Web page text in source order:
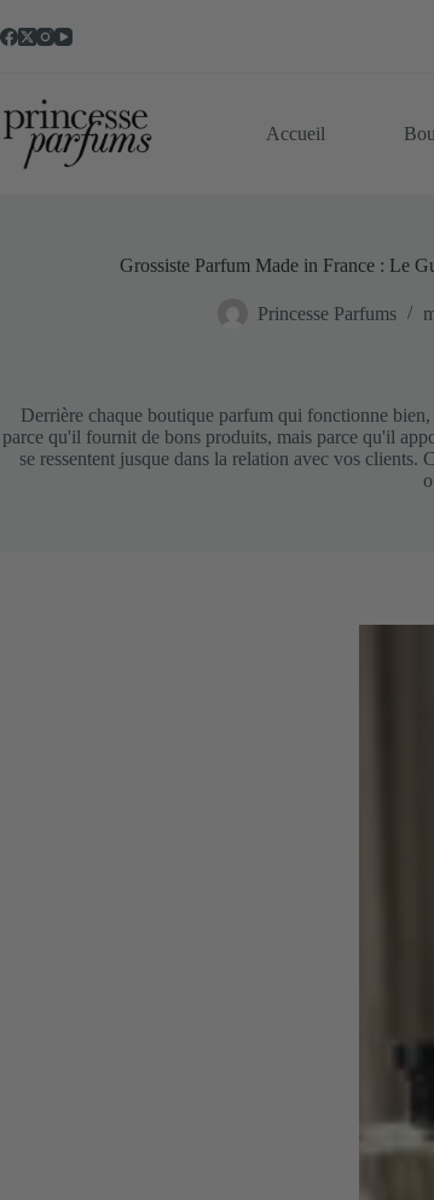
au
contenu
Accueil
Grossiste Parfum Made in France : Le
Princesse Parfums
Derrière chaque boutique parfum qui fonctionne
parce qu'il fournit de bons produits, mais parce qu'il
se ressentent jusque dans la relation avec vos